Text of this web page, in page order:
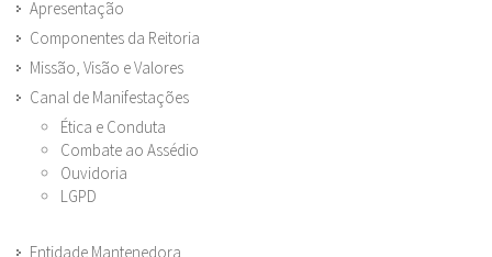
Apresentação
Componentes da Reitoria
Missão, Visão e Valores
Canal de Manifestações
Ética e Conduta
Combate ao Assédio
Ouvidoria
LGPD
Entidade Mantenedora